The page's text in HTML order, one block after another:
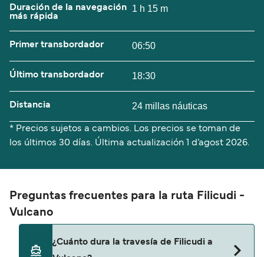
Duración de la navegación
más rápida
1 h 15 m
Primer transbordador 06:50
Último transbordador 18:30
Distancia 24 millas náuticas
* Precios sujetos a cambios. Los precios se toman de
los últimos 30 días. Última actualización
1 d’agost 2026.
Preguntas frecuentes para la ruta Filicudi -
Vulcano
¿Cuánto dura la travesía de Filicudi a